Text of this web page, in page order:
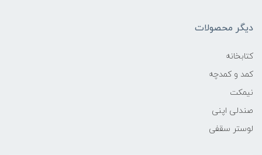
دیگر محصولات
کتابخانه
کمد و کمدچه
نیمکت
صندلی اپنی
لوستر سقفی